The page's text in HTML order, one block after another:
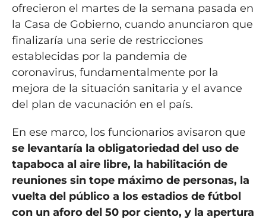
ofrecieron el martes de la semana pasada en
la Casa de Gobierno, cuando anunciaron que
finalizaría una serie de restricciones
establecidas por la pandemia de
coronavirus, fundamentalmente por la
mejora de la situación sanitaria y el avance
del plan de vacunación en el país.
En ese marco, los funcionarios avisaron que
se levantaría la obligatoriedad del uso de
tapaboca al aire libre, la habilitación de
reuniones sin tope máximo de personas, la
vuelta del público a los estadios de fútbol
con un aforo del 50 por ciento, y la apertura